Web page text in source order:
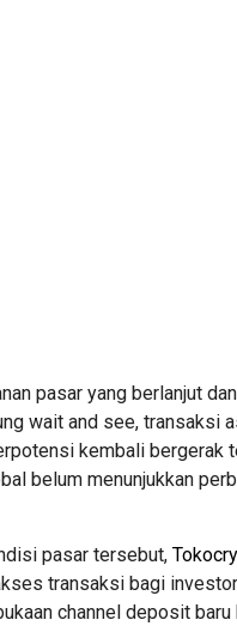
pasar yang berlanjut
wait and see, transaksi
kembali bergerak
belum menunjukkan
pasar tersebut,
transaksi bagi
channel deposit baru